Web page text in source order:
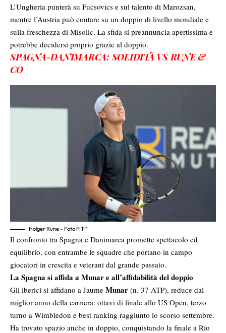
L’Ungheria punterà su Fucsovics e sul talento di Marozsan,
mentre l’Austria può contare su un doppio di livello mondiale e
sulla freschezza di Misolic. La sfida si preannuncia apertissima e
potrebbe decidersi proprio grazie al doppio.
SPAGNA-DANIMARCA: SOLIDITÀ VS RUNE &
CO
Holger Rune – Foto FITP
Il confronto tra Spagna e Danimarca promette spettacolo ed
equilibrio, con entrambe le squadre che portano in campo
giocatori in crescita e veterani dal grande passato.
La Spagna si affida a Munar e all’affidabilità del doppio
Gli iberici si affidano a Jaume Munar (n. 37 ATP), reduce dal
miglior anno della carriera: ottavi di finale allo US Open, terzo
turno a Wimbledon e best ranking raggiunto lo scorso settembre.
Ha trovato spazio anche in doppio, conquistando la finale a Rio